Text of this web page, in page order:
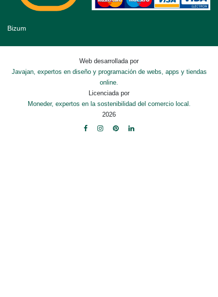
Bizum
Web desarrollada por
Javajan, expertos en diseño y programación de webs, apps y tiendas
online.
Licenciada por
Moneder, expertos en la sostenibilidad del comercio local.
2026